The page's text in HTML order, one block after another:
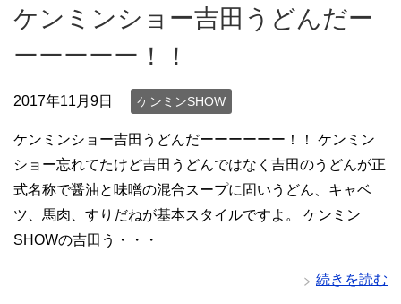
ケンミンショー吉田うどんだー
ーーーーー！！
2017年11月9日 ケンミンSHOW
ケンミンショー吉田うどんだーーーーーー！！ ケンミン
ショー忘れてたけど吉田うどんではなく吉田のうどんが正
式名称で醤油と味噌の混合スープに固いうどん、キャベ
ツ、馬肉、すりだねが基本スタイルですよ。 ケンミン
SHOWの吉田う・・・
続きを読む